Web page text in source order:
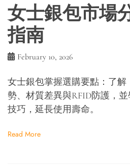
女士銀包市場
指南
February 10, 2026
女士銀包掌握選購要點：了
勢、材質差異與RFID防護，
技巧，延長使用壽命。
Read More